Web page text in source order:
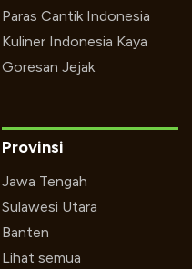
Paras Cantik Indonesia
Kuliner Indonesia Kaya
Goresan Jejak
Provinsi
Jawa Tengah
Sulawesi Utara
Banten
Lihat semua